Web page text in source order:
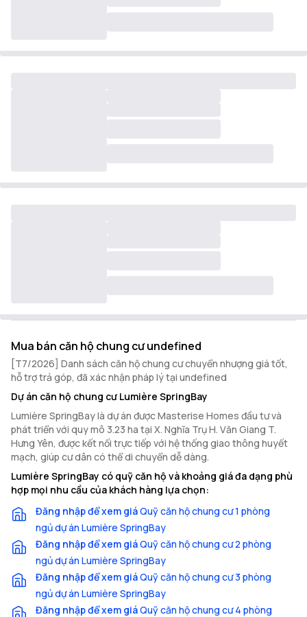
Mua bán căn hộ chung cư undefined
[T7/2026] Danh sách căn hộ chung cư chuyển nhượng giá tốt,
hỗ trợ trả góp, đã xác nhận pháp lý tại undefined
Dự án căn hộ chung cư Lumière SpringBay
Lumière SpringBay là dự án được Masterise Homes đầu tư và
phát triển với quy mô 3.23 ha tại X. Nghĩa Trụ H. Văn Giang T.
Hưng Yên, được kết nối trực tiếp với hệ thống giao thông huyết
mạch, giúp cư dân có thể di chuyển dễ dàng.
Lumière SpringBay có quỹ căn hộ và khoảng giá đa dạng phù
hợp mọi nhu cầu của khách hàng lựa chọn:
Đăng nhập để xem giáQuỹ căn hộ chung cư 1 phòng
ngủ dự án Lumière SpringBay
Đăng nhập để xem giáQuỹ căn hộ chung cư 2 phòng
ngủ dự án Lumière SpringBay
Đăng nhập để xem giáQuỹ căn hộ chung cư 3 phòng
ngủ dự án Lumière SpringBay
Đăng nhập để xem giáQuỹ căn hộ chung cư 4 phòng